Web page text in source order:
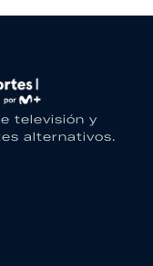
televisión y
alternativos.